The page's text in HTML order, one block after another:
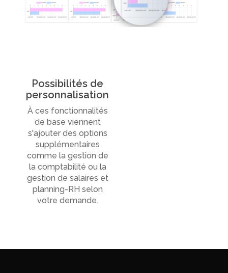
Possibilités de
personnalisation
À ces fonctionnalités
de base viennent
s'ajouter des options
supplémentaires
comme la gestion de
la comptabilité ou la
gestion de salaires et
planning-RH selon
votre demande.